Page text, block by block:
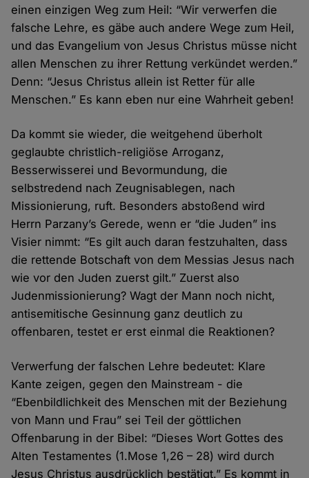
einen einzigen Weg zum Heil: “Wir verwerfen die
falsche Lehre, es gäbe auch andere Wege zum Heil,
und das Evangelium von Jesus Christus müsse nicht
allen Menschen zu ihrer Rettung verkündet werden.”
Denn: “Jesus Christus allein ist Retter für alle
Menschen.” Es kann eben nur eine Wahrheit geben!
Da kommt sie wieder, die weitgehend überholt
geglaubte christlich-religiöse Arroganz,
Besserwisserei und Bevormundung, die
selbstredend nach Zeugnisablegen, nach
Missionierung, ruft. Besonders abstoßend wird
Herrn Parzany’s Gerede, wenn er “die Juden” ins
Visier nimmt: “Es gilt auch daran festzuhalten, dass
die rettende Botschaft von dem Messias Jesus nach
wie vor den Juden zuerst gilt.” Zuerst also
Judenmissionierung? Wagt der Mann noch nicht,
antisemitische Gesinnung ganz deutlich zu
offenbaren, testet er erst einmal die Reaktionen?
Verwerfung der falschen Lehre bedeutet: Klare
Kante zeigen, gegen den Mainstream - die
“Ebenbildlichkeit des Menschen mit der Beziehung
von Mann und Frau” sei Teil der göttlichen
Offenbarung in der Bibel: “Dieses Wort Gottes des
Alten Testamentes (1.Mose 1,26 – 28) wird durch
Jesus Christus ausdrücklich bestätigt.” Es kommt in